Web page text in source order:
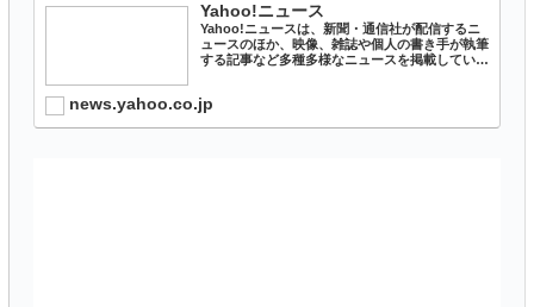
Yahoo!ニュース
Yahoo!ニュースは、新聞・通信社が配信するニ
ュースのほか、映像、雑誌や個人の書き手が執筆
する記事など多種多様なニュースを掲載していま
news.yahoo.co.jp